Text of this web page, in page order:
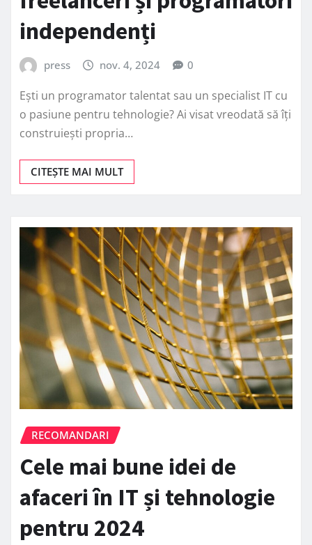
independenți
press nov. 4, 2024 0
Ești un programator talentat sau un specialist IT cu
o pasiune pentru tehnologie? Ai visat vreodată să îți
construiești propria…
CITEȘTE MAI MULT
RECOMANDARI
Cele mai bune idei de
afaceri în IT și tehnologie
pentru 2024